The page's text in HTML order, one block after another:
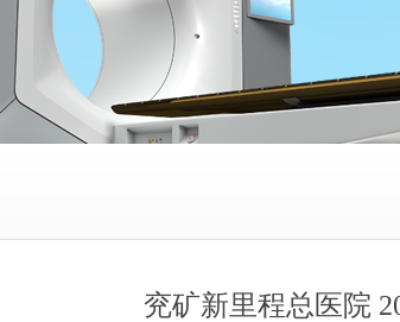
设备
兖矿新里程总医院